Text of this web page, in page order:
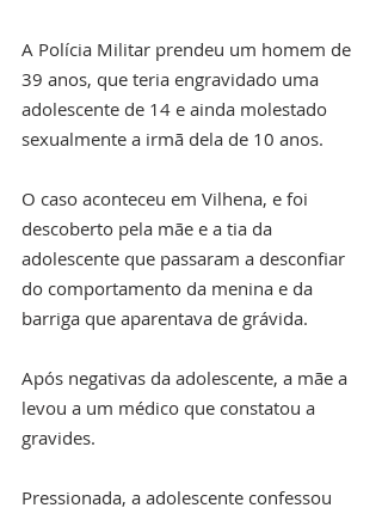
A Polícia Militar prendeu um homem de
39 anos, que teria engravidado uma
adolescente de 14 e ainda molestado
sexualmente a irmã dela de 10 anos.
O caso aconteceu em Vilhena, e foi
descoberto pela mãe e a tia da
adolescente que passaram a desconfiar
do comportamento da menina e da
barriga que aparentava de grávida.
Após negativas da adolescente, a mãe a
levou a um médico que constatou a
gravides.
Pressionada, a adolescente confessou